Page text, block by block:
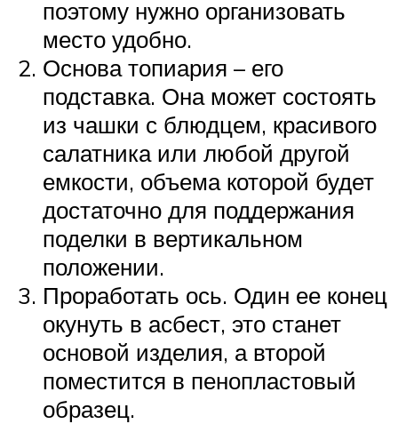
поэтому нужно организовать
место удобно.
Основа топиария – его
подставка. Она может состоять
из чашки с блюдцем, красивого
салатника или любой другой
емкости, объема которой будет
достаточно для поддержания
поделки в вертикальном
положении.
Проработать ось. Один ее конец
окунуть в асбест, это станет
основой изделия, а второй
поместится в пенопластовый
образец.